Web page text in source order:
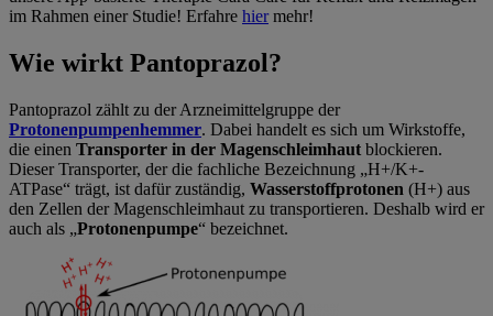
im Rahmen einer Studie! Erfahre hiermehr!
Wie wirkt Pantoprazol?
Pantoprazol zählt zu der Arzneimittelgruppe der
Protonenpumpenhemmer. Dabei handelt es sich um Wirkstoffe,
die einen Transporter in der Magenschleimhaut blockieren.
Dieser Transporter, der die fachliche Bezeichnung „H+/K+-
ATPase“ trägt, ist dafür zuständig, Wasserstoffprotonen (H+) aus
den Zellen der Magenschleimhaut zu transportieren. Deshalb wird er
auch als „Protonenpumpe“ bezeichnet.